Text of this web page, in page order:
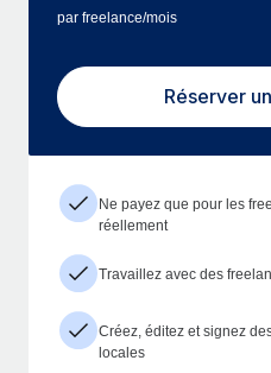
par freelance/mois
Réserver
Ne payez que pour les
réellement
Travaillez avec des
Créez, éditez et signez
locales